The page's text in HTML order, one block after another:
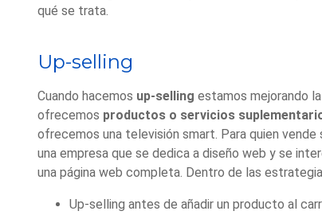
qué se trata.
Up-selling
Cuando hacemos up-selling estamos mejorando
ofrecemos productos o servicios
ofrecemos una televisión smart. Para quien
una empresa que se dedica a diseño web y se
una página web completa. Dentro de las
Up-selling antes de añadir un producto al